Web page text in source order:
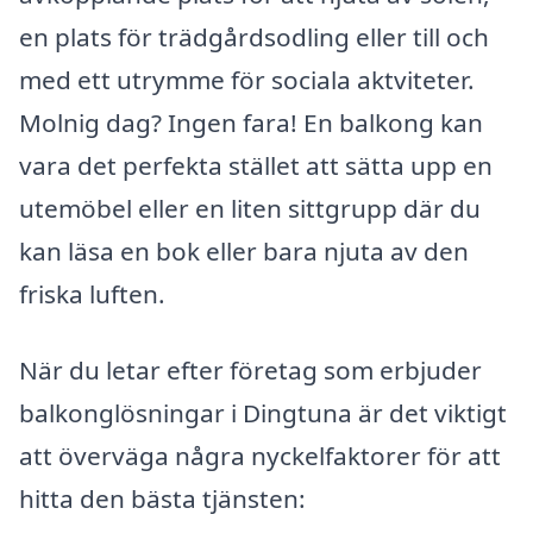
en plats för trädgårdsodling eller till och
med ett utrymme för sociala aktviteter.
Molnig dag? Ingen fara! En balkong kan
vara det perfekta stället att sätta upp en
utemöbel eller en liten sittgrupp där du
kan läsa en bok eller bara njuta av den
friska luften.
När du letar efter företag som erbjuder
balkonglösningar i Dingtuna är det viktigt
att överväga några nyckelfaktorer för att
hitta den bästa tjänsten: